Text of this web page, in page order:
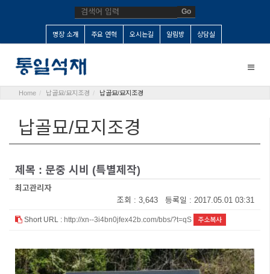
Go
명장 소개 주요 연혁 오시는길 알림방 상담실
Toggle
Home 납골묘/묘지조경 납골묘/묘지조경
납골묘/묘지조경
제목 : 문중 시비 (특별제작)
최고관리자
조회 : 3,643 등록일 : 2017.05.01 03:31
Short URL : http://xn--3i4bn0jfex42b.com/bbs/?t=qS 주소복사